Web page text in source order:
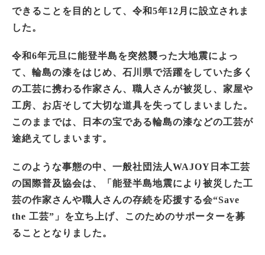
できることを目的として、令和5年12月に設立されま
した。
令和6年元旦に能登半島を突然襲った大地震によっ
て、輪島の漆をはじめ、石川県で活躍をしていた多く
の工芸に携わる作家さん、職人さんが被災し、家屋や
工房、お店そして大切な道具を失ってしまいました。
このままでは、日本の宝である輪島の漆などの工芸が
途絶えてしまいます。
このような事態の中、一般社団法人WAJOY日本工芸
の国際普及協会は、「能登半島地震により被災した工
芸の作家さんや職人さんの存続を応援する会“Save
the 工芸”」を立ち上げ、このためのサポーターを募
ることとなりました。